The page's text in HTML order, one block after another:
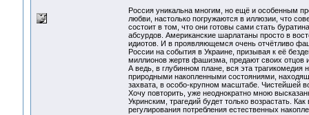
Россия уникальна многим, но ещё и особенным
любви, настолько погружаются в иллюзии, что
состоит в том, что они готовы сами стать
абсурдов. Американские шарлатаны просто в
идиотов. И в проявляющемся очень отчётливо
России на события в Украине, призывая к её
миллионов жертв фашизма, предают своих
А ведь, в глубинном плане, вся эта
природными накопленными состояниями,
захвата, в особо-крупном масштабе. Чистейшей
Хочу повторить, уже неоднократно мною
Укринским, трагедий будет только возрастать.
регулирования потребления естественных